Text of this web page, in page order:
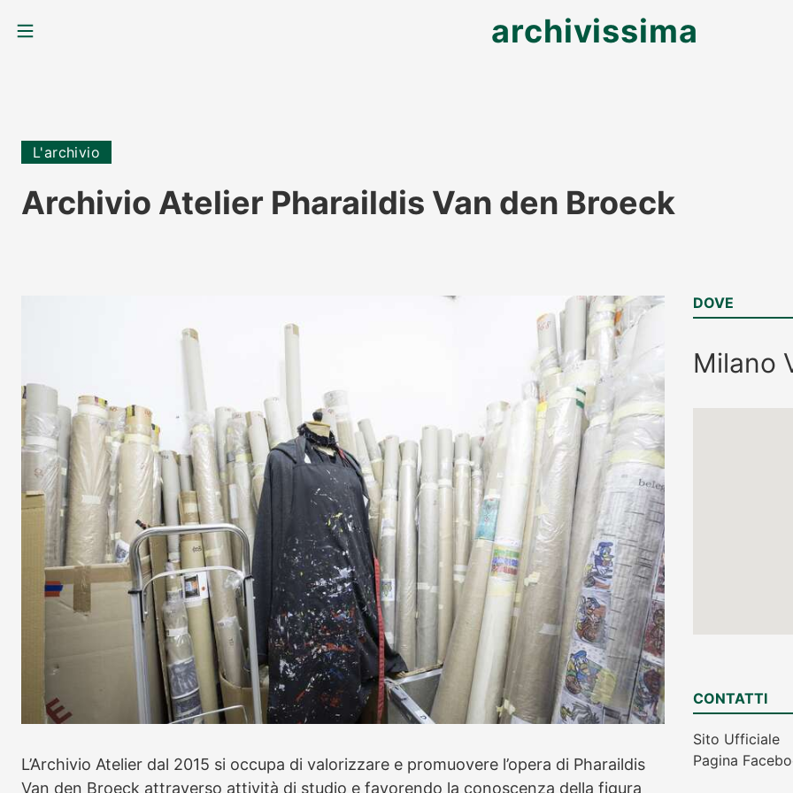
MENU archivissima
L'archivio
Archivio Atelier Pharaildis Van den Broeck
L’Archivio Atelier dal 2015 si occupa di valorizzare e promuovere l’opera di Pharaildis
Van den Broeck attraverso attività di studio e favorendo la conoscenza della figura
DOVE
Milano
CONTATTI
Sito Ufficiale
Pagina